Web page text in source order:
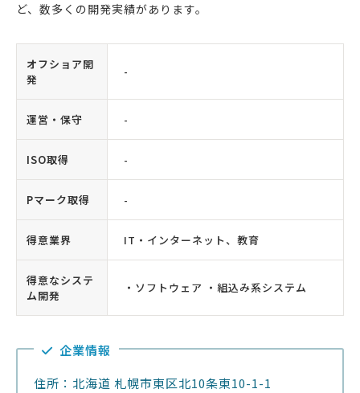
ど、数多くの開発実績があります。
オフショア開
発
-
運営・保守 -
ISO取得 -
Pマーク取得 -
得意業界 IT・インターネット、教育
得意なシステ
ム開発
・ソフトウェア ・組込み系システム
企業情報
住所：北海道 札幌市東区北10条東10-1-1